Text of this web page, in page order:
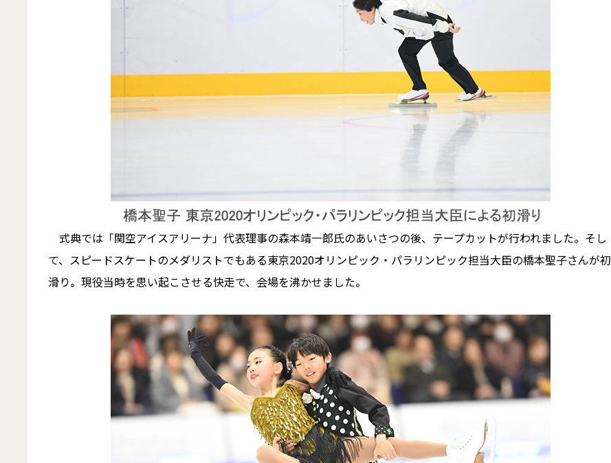
式典では「関空アイスアリーナ」代表理事の森本靖一郎氏のあいさつの後、テープカットが行われました。そし
て、スピードスケートのメダリストでもある東京2020オリンピック・パラリンピック担当大臣の橋本聖子さんが初
滑り。現役当時を思い起こさせる快走で、会場を沸かせました。